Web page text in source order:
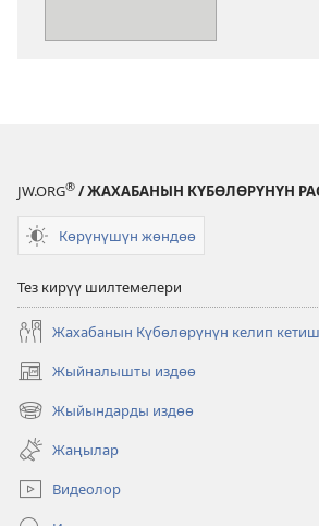
JW.ORG® / ЖАХАБАНЫН КҮБӨЛӨРҮНҮН
Көрүнүшүн жөндөө
Тез кирүү шилтемелери
Жахабанын Күбөлөрүнүн келип
Жыйналышты издөө
(жаңы
терезе
ачат)
Жыйындарды издөө
(жаңы
терезе
ачат)
Жаңылар
Видеолор